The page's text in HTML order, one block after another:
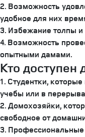
2. Возможность
удобное для них
3. Избежание толпы
4. Возможность
опытными дамами.
Кто доступен
1. Студентки,
учебы или в
2. Домохозяйки,
свободное от
3. Профессиональные